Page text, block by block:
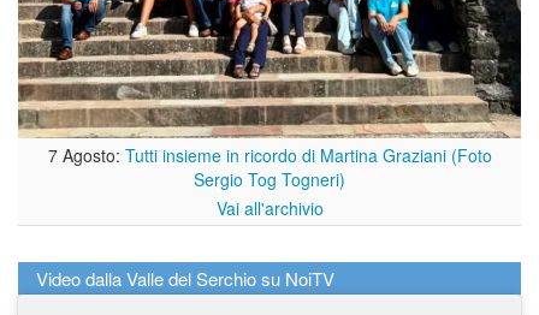
7 Agosto: Tutti insieme in ricordo di Martina Graziani (Foto
Sergio Tog Togneri)
Vai all'archivio
Video dalla Valle del Serchio su NoiTV